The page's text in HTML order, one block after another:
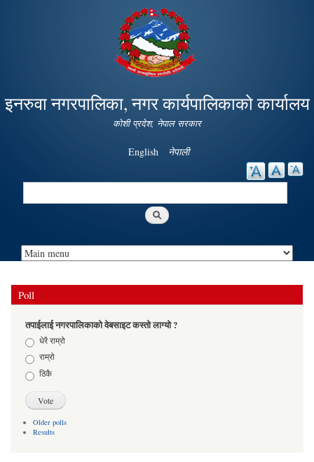
Skip to
main
content
इनरुवा नगरपालिका, नगर कार्यपालिकाको कार्यालय
कोशी प्रदेश, नेपाल सरकार
English नेपाली
Search
Poll
तपाईलाई नगरपालिकाको वेबसाइट कस्तो लाग्यो ?
Choicesधेरै राम्रो
राम्रो
ठिकै
Older polls
Results